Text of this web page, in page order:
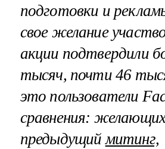
подготовки и
свое желание
акции подтвердили
тысяч, почти 46
это пользователи
сравнения:
предыдущиймитинг,